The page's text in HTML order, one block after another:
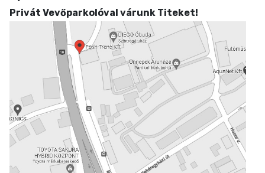
Privát Vevőparkolóval várunk Titeket!